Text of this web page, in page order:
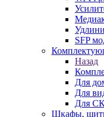
SFP
Назад
Для
Для
Для
Шкафы,